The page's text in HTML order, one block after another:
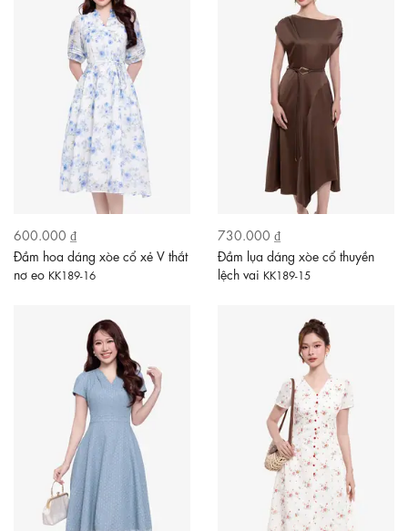
600.000 ₫
Đầm hoa dáng xòe cổ xẻ V thắt
nơ eo KK189-16
730.000 ₫
Đầm lụa dáng xòe cổ thuyền
lệch vai KK189-15